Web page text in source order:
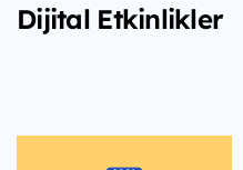
Dijital Etkinlikler